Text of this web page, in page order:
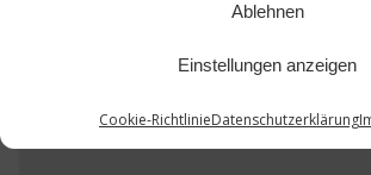
Ablehnen
Einstellungen anzeigen
Cookie-RichtlinieDatenschutzerklärung